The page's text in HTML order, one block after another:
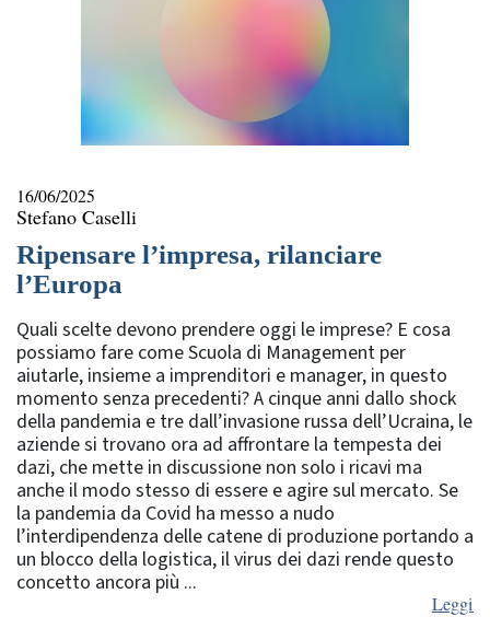
16/06/2025
Stefano Caselli
Ripensare l’impresa, rilanciare
l’Europa
Quali scelte devono prendere oggi le imprese? E cosa
possiamo fare come Scuola di Management per
aiutarle, insieme a imprenditori e manager, in questo
momento senza precedenti? A cinque anni dallo shock
della pandemia e tre dall’invasione russa dell’Ucraina, le
aziende si trovano ora ad affrontare la tempesta dei
dazi, che mette in discussione non solo i ricavi ma
anche il modo stesso di essere e agire sul mercato. Se
la pandemia da Covid ha messo a nudo
l’interdipendenza delle catene di produzione portando a
un blocco della logistica, il virus dei dazi rende questo
concetto ancora più ...
Leggi